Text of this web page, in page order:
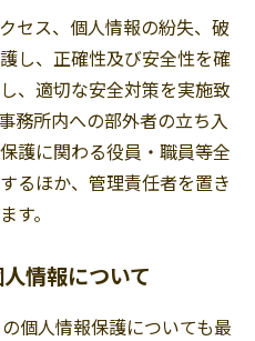
セス、個人情報の紛失、破
し、正確性及び安全性を確
、適切な安全対策を実施致
務所内への部外者の立ち入
護に関わる役員・職員等全
るほか、管理責任者を置き
す。
情報について
個人情報保護についても最